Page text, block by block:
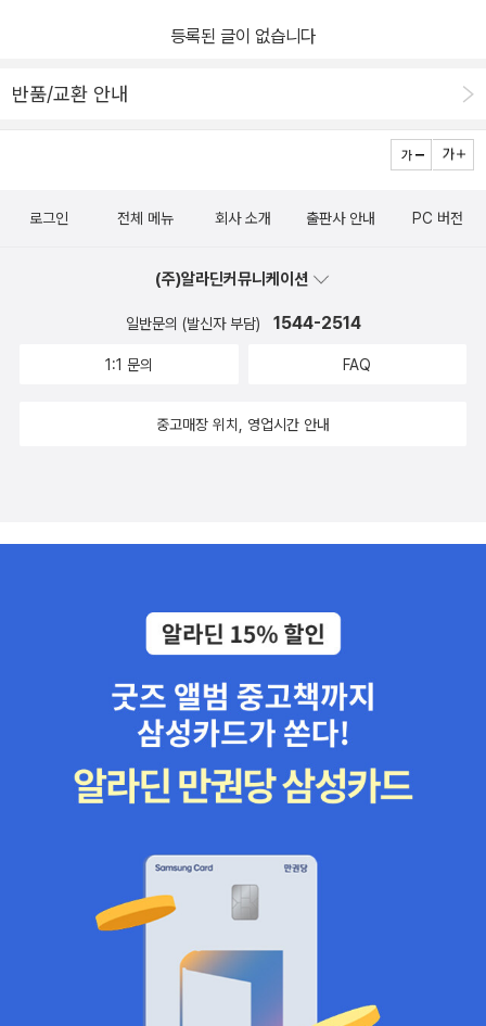
등록된 글이 없습니다
반품/교환 안내
로그인 전체 메뉴 회사 소개 출판사 안내 PC 버전
(주)알라딘커뮤니케이션
일반문의 (발신자 부담) 1544-2514
1:1 문의 FAQ
중고매장 위치, 영업시간 안내